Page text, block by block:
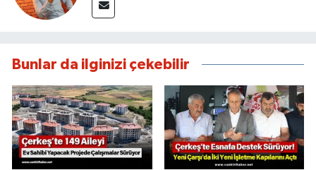
Bunlar da ilginizi çekebilir